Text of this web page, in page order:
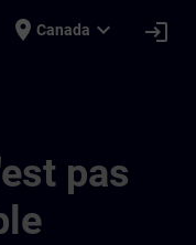
place Canada expand_more login
pas